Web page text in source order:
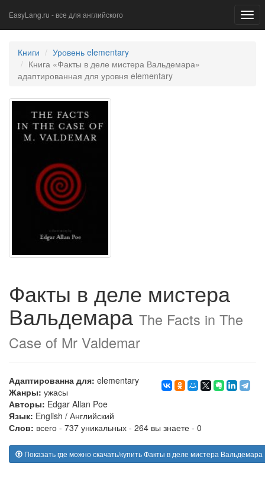
EasyLang.ru - все для английского
Книги
Уровень elementary
Книга «Факты в деле мистера Вальдемара»
адаптированная для уровня elementary
Факты в деле мистера
Вальдемара The Facts in The
Case of Mr Valdemar
Адаптированна для: elementary
Жанры: ужасы
Авторы: Edgar Allan Poe
Язык: English / Английский
Слов: всего - 737 уникальных - 264 вы знаете - 0
Показать где можно скачать/купить Факты в деле мистера Вальдемара